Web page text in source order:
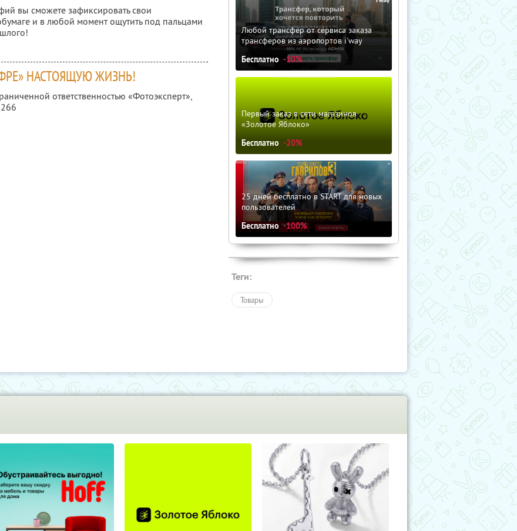
вы сможете зафиксировать свои
и в любой момент ощутить под пальцами
НАСТОЯЩУЮ ЖИЗНЬ!
ответственностью «Фотоэксперт»,
Любой трансфер от сервиса заказа
трансферов из аэропортов i'way
Бесплатно -10%
Первый заказ в сети магазинов
«Золотое Яблоко»
Бесплатно -20%
25 дней бесплатно в START для новых
пользователей
Бесплатно -100%
Теги:
Товары